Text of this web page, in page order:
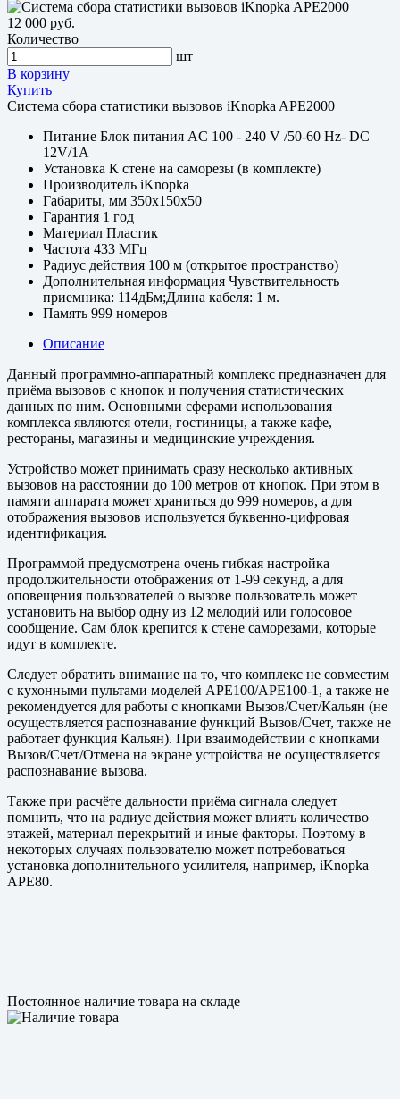
12 000 руб.
Количество
шт
В корзину
Купить
Система сбора статистики вызовов iKnopka APE2000
Питание Блок питания AC 100 - 240 V /50-60 Hz- DC
12V/1A
Установка К стене на саморезы (в комплекте)
Производитель iKnopka
Габариты, мм 350x150x50
Гарантия 1 год
Материал Пластик
Частота 433 МГц
Радиус действия 100 м (открытое пространство)
Дополнительная информация Чувствительность
приемника: 114дБм;Длина кабеля: 1 м.
Память 999 номеров
Описание
Данный программно-аппаратный комплекс предназначен для
приёма вызовов с кнопок и получения статистических
данных по ним. Основными сферами использования
комплекса являются отели, гостиницы, а также кафе,
рестораны, магазины и медицинские учреждения.
Устройство может принимать сразу несколько активных
вызовов на расстоянии до 100 метров от кнопок. При этом в
памяти аппарата может храниться до 999 номеров, а для
отображения вызовов используется буквенно-цифровая
идентификация.
Программой предусмотрена очень гибкая настройка
продолжительности отображения от 1-99 секунд, а для
оповещения пользователей о вызове пользователь может
установить на выбор одну из 12 мелодий или голосовое
сообщение. Сам блок крепится к стене саморезами, которые
идут в комплекте.
Следует обратить внимание на то, что комплекс не совместим
с кухонными пультами моделей APE100/APE100-1, а также не
рекомендуется для работы с кнопками Вызов/Счет/Кальян (не
осуществляется распознавание функций Вызов/Счет, также не
работает функция Кальян). При взаимодействии с кнопками
Вызов/Счет/Отмена на экране устройства не осуществляется
распознавание вызова.
Также при расчёте дальности приёма сигнала следует
помнить, что на радиус действия может влиять количество
этажей, материал перекрытий и иные факторы. Поэтому в
некоторых случаях пользователю может потребоваться
установка дополнительного усилителя, например, iKnopka
APE80.
Постоянное наличие товара на складе